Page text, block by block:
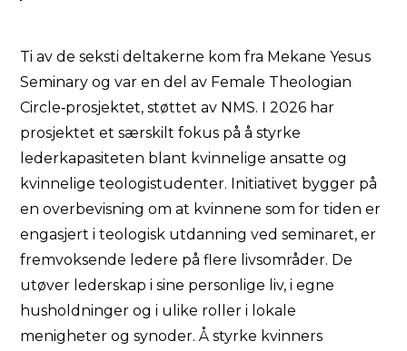
Ti av de seksti deltakerne kom fra Mekane Yesus
Seminary og var en del av Female Theologian
Circle‑prosjektet, støttet av NMS. I 2026 har
prosjektet et særskilt fokus på å styrke
lederkapasiteten blant kvinnelige ansatte og
kvinnelige teologistudenter. Initiativet bygger på
en overbevisning om at kvinnene som for tiden er
engasjert i teologisk utdanning ved seminaret, er
fremvoksende ledere på flere livsområder. De
utøver lederskap i sine personlige liv, i egne
husholdninger og i ulike roller i lokale
menigheter og synoder. Å styrke kvinners